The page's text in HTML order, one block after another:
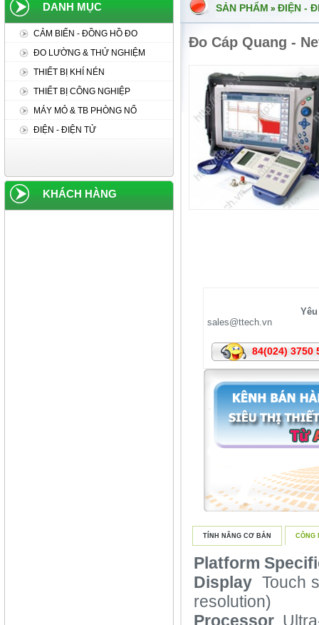
DANH MỤC
CẢM BIẾN - ĐỒNG HỒ ĐO
ĐO LƯỜNG & THỬ NGHIỆM
THIẾT BỊ KHÍ NÉN
THIẾT BỊ CÔNG NGHIỆP
MÁY MỎ & TB PHÒNG NỔ
ĐIỆN - ĐIỆN TỬ
KHÁCH HÀNG
SẢN PHẨM » ĐIỆN -
Đo Cáp Quang -
sales@ttech.vn
84(024) 3750
TÍNH NĂNG CƠ BẢN CÔNG
Platform
Display Touch
resolution)
Processor